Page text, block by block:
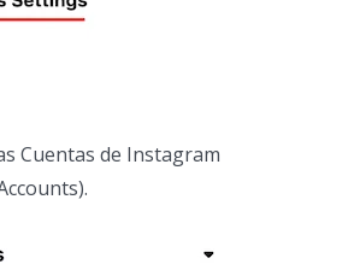
Cuentas de Instagram